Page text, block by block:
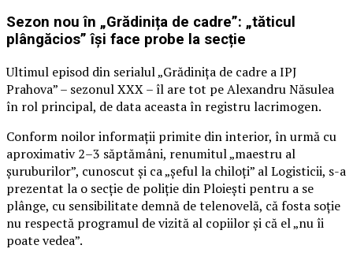
Sezon nou în „Grădinița de cadre”: „tăticul
plângăcios” își face probe la secție
Ultimul episod din serialul „Grădinița de cadre a IPJ
Prahova” – sezonul XXX – îl are tot pe Alexandru Năsulea
în rol principal, de data aceasta în registru lacrimogen.
Conform noilor informații primite din interior, în urmă cu
aproximativ 2–3 săptămâni, renumitul „maestru al
șuruburilor”, cunoscut și ca „șeful la chiloți” al Logisticii, s-a
prezentat la o secție de poliție din Ploiești pentru a se
plânge, cu sensibilitate demnă de telenovelă, că fosta soție
nu respectă programul de vizită al copiilor și că el „nu îi
poate vedea”.